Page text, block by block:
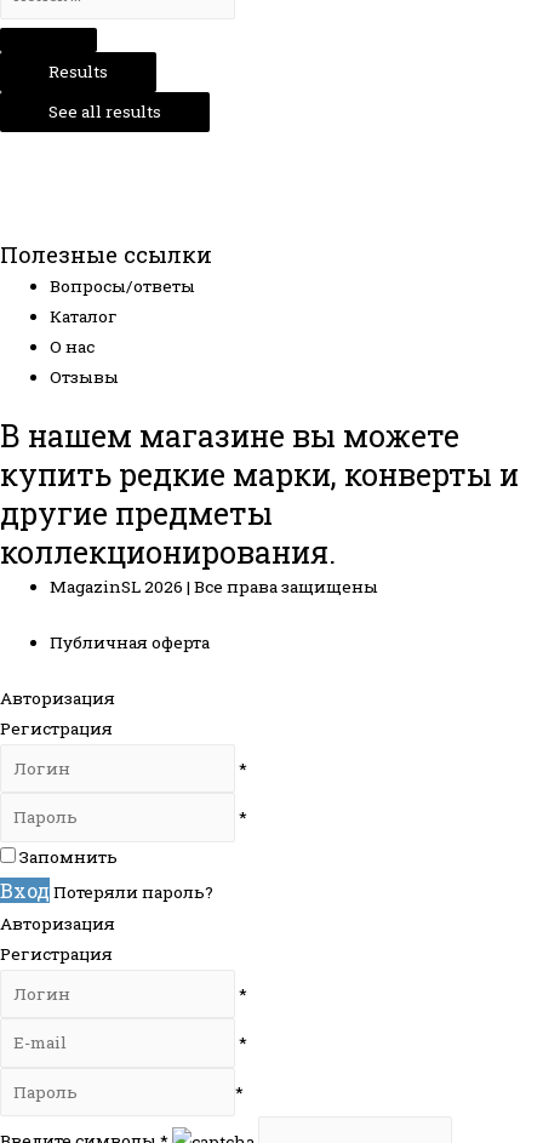
Results
See all results
Полезные ссылки
Вопросы/ответы
Каталог
О нас
Отзывы
В нашем магазине вы можете
купить редкие марки, конверты и
другие предметы
коллекционирования.
MagazinSL 2026 | Все права защищены
Публичная оферта
Авторизация
Регистрация
*
*
Запомнить
Вход Потеряли пароль?
Авторизация
Регистрация
*
*
*